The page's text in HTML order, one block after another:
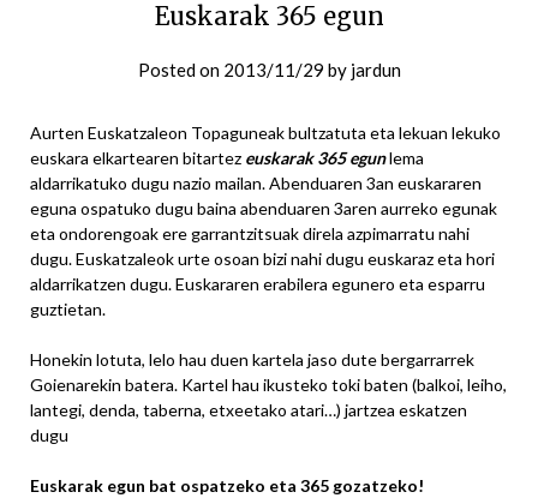
Euskarak 365 egun
Posted on 2013/11/29 by jardun
Aurten Euskatzaleon Topaguneak bultzatuta eta lekuan lekuko
euskara elkartearen bitartez euskarak 365 egunlema
aldarrikatuko dugu nazio mailan. Abenduaren 3an euskararen
eguna ospatuko dugu baina abenduaren 3aren aurreko egunak
eta ondorengoak ere garrantzitsuak direla azpimarratu nahi
dugu. Euskatzaleok urte osoan bizi nahi dugu euskaraz eta hori
aldarrikatzen dugu. Euskararen erabilera egunero eta esparru
guztietan.
Honekin lotuta, lelo hau duen kartela jaso dute bergarrarrek
Goienarekin batera. Kartel hau ikusteko toki baten (balkoi, leiho,
lantegi, denda, taberna, etxeetako atari…) jartzea eskatzen
dugu
Euskarak egun bat ospatzeko eta 365 gozatzeko!